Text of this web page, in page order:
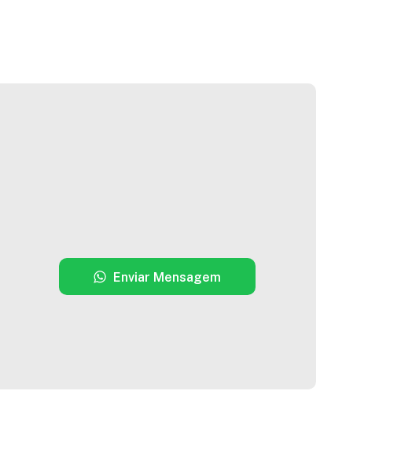
Enviar Mensagem